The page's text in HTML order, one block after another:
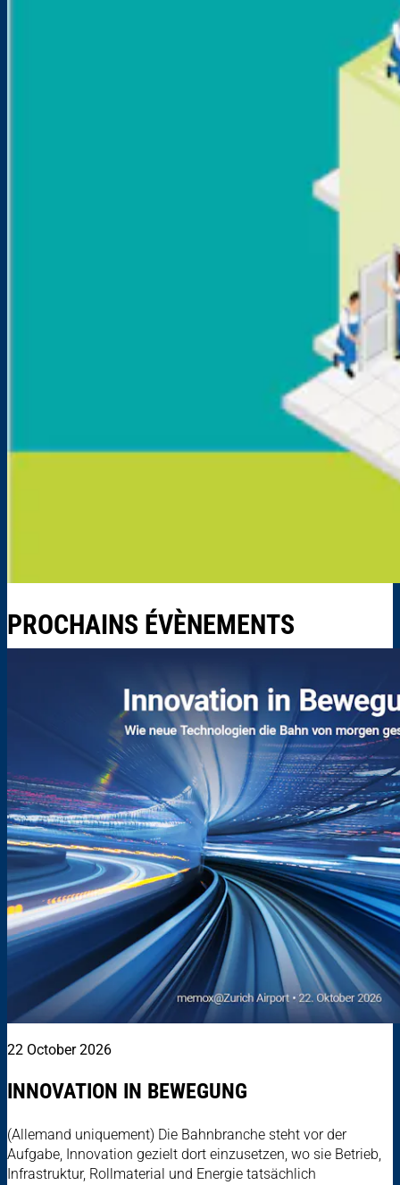
PROCHAINS ÉVÈNEMENTS
22 October 2026
INNOVATION IN BEWEGUNG
(Allemand uniquement) Die Bahnbranche steht vor der
Aufgabe, Innovation gezielt dort einzusetzen, wo sie Betrieb,
Infrastruktur, Rollmaterial und Energie tatsächlich